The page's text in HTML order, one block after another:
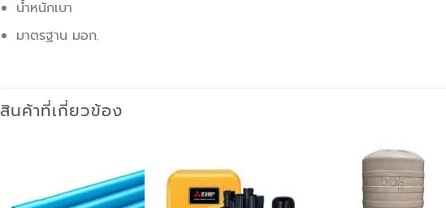
น้ำหนักเบา
มาตรฐาน มอก.
สินค้าที่เกี่ยวข้อง